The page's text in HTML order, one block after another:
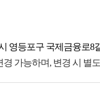
영등포구 국제금융로8
가능하며, 변경 시 별